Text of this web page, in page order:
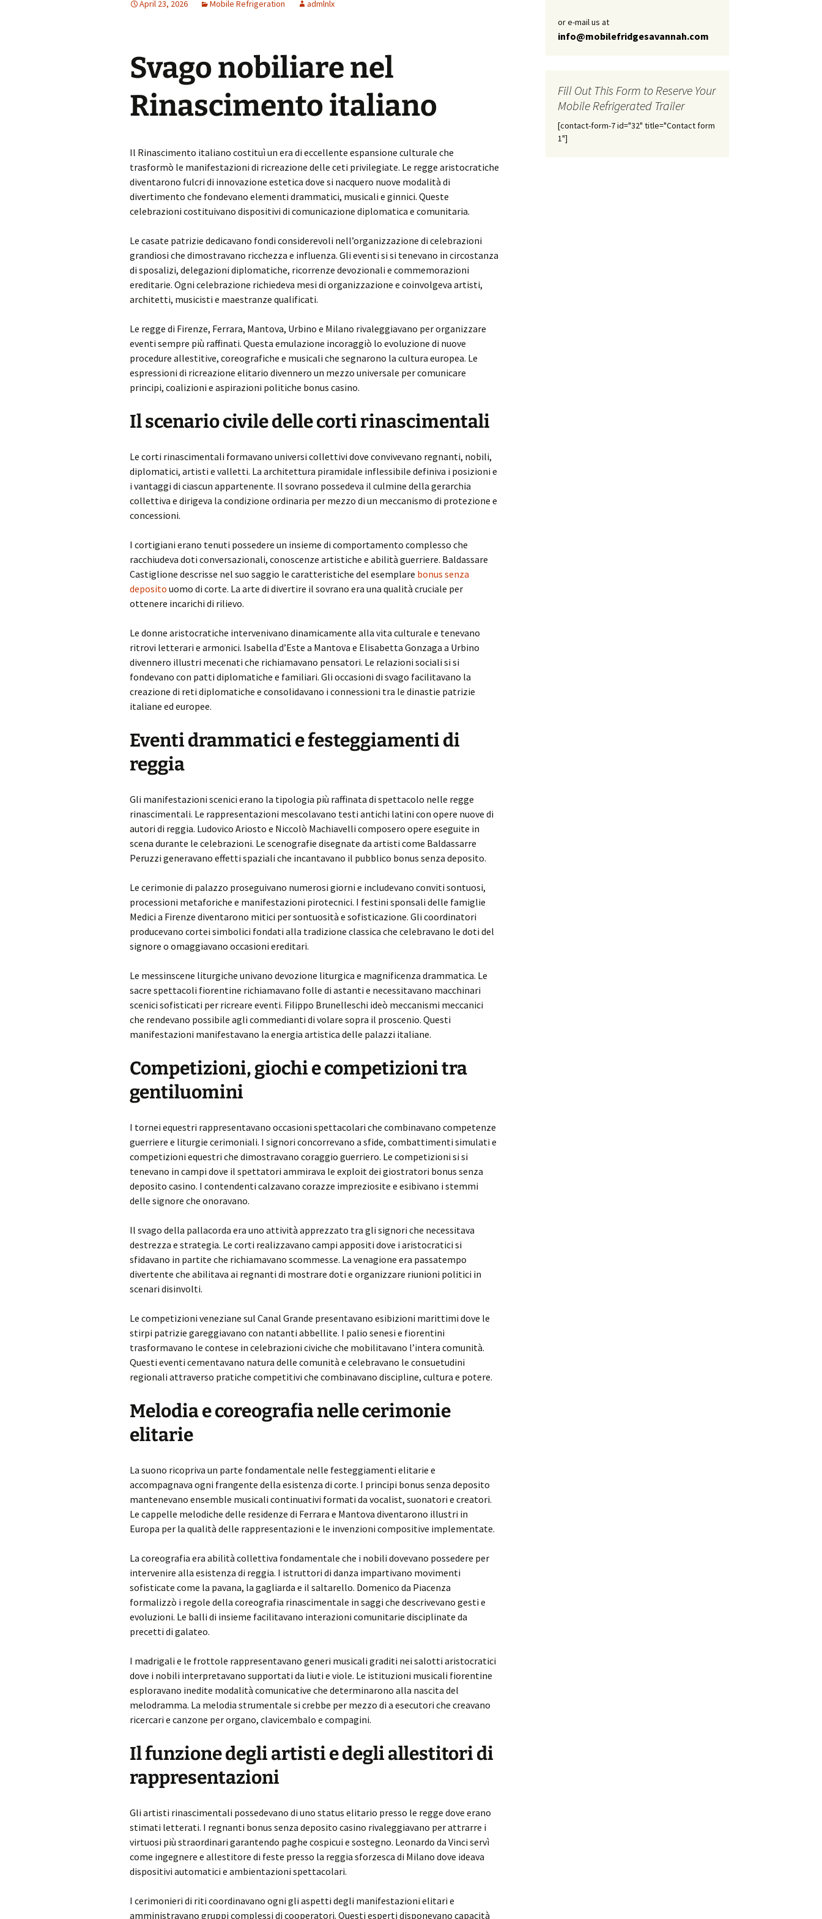
April 23, 2026 Mobile Refrigeration admlnlx
Svago nobiliare nel
Rinascimento italiano
Il Rinascimento italiano costituì un era di eccellente espansione culturale che
trasformò le manifestazioni di ricreazione delle ceti privilegiate. Le regge aristocratiche
diventarono fulcri di innovazione estetica dove si nacquero nuove modalità di
divertimento che fondevano elementi drammatici, musicali e ginnici. Queste
celebrazioni costituivano dispositivi di comunicazione diplomatica e comunitaria.
Le casate patrizie dedicavano fondi considerevoli nell’organizzazione di celebrazioni
grandiosi che dimostravano ricchezza e influenza. Gli eventi si si tenevano in circostanza
di sposalizi, delegazioni diplomatiche, ricorrenze devozionali e commemorazioni
ereditarie. Ogni celebrazione richiedeva mesi di organizzazione e coinvolgeva artisti,
architetti, musicisti e maestranze qualificati.
Le regge di Firenze, Ferrara, Mantova, Urbino e Milano rivaleggiavano per organizzare
eventi sempre più raffinati. Questa emulazione incoraggiò lo evoluzione di nuove
procedure allestitive, coreografiche e musicali che segnarono la cultura europea. Le
espressioni di ricreazione elitario divennero un mezzo universale per comunicare
principi, coalizioni e aspirazioni politiche bonus casinо.
Il scenario civile delle corti rinascimentali
Le corti rinascimentali formavano universi collettivi dove convivevano regnanti, nobili,
diplomatici, artisti e valletti. La architettura piramidale inflessibile definiva i posizioni e
i vantaggi di ciascun appartenente. Il sovrano possedeva il culmine della gerarchia
collettiva e dirigeva la condizione ordinaria per mezzo di un meccanismo di protezione e
concessioni.
I cortigiani erano tenuti possedere un insieme di comportamento complesso che
racchiudeva doti conversazionali, conoscenze artistiche e abilità guerriere. Baldassare
Castiglione descrisse nel suo saggio le caratteristiche del esemplare bonus senza
deposito uomo di corte. La arte di divertire il sovrano era una qualità cruciale per
ottenere incarichi di rilievo.
Le donne aristocratiche intervenivano dinamicamente alla vita culturale e tenevano
ritrovi letterari e armonici. Isabella d’Este a Mantova e Elisabetta Gonzaga a Urbino
divennero illustri mecenati che richiamavano pensatori. Le relazioni sociali si si
fondevano con patti diplomatiche e familiari. Gli occasioni di svago facilitavano la
creazione di reti diplomatiche e consolidavano i connessioni tra le dinastie patrizie
italiane ed europee.
Eventi drammatici e festeggiamenti di
reggia
Gli manifestazioni scenici erano la tipologia più raffinata di spettacolo nelle regge
rinascimentali. Le rappresentazioni mescolavano testi antichi latini con opere nuove di
autori di reggia. Ludovico Ariosto e Niccolò Machiavelli composero opere eseguite in
scena durante le celebrazioni. Le scenografie disegnate da artisti come Baldassarre
Peruzzi generavano effetti spaziali che incantavano il pubblico bonus senza deposito.
Le cerimonie di palazzo proseguivano numerosi giorni e includevano conviti sontuosi,
processioni metaforiche e manifestazioni pirotecnici. I festini sponsali delle famiglie
Medici a Firenze diventarono mitici per sontuosità e sofisticazione. Gli coordinatori
producevano cortei simbolici fondati alla tradizione classica che celebravano le doti del
signore o omaggiavano occasioni ereditari.
Le messinscene liturgiche univano devozione liturgica e magnificenza drammatica. Le
sacre spettacoli fiorentine richiamavano folle di astanti e necessitavano macchinari
scenici sofisticati per ricreare eventi. Filippo Brunelleschi ideò meccanismi meccanici
che rendevano possibile agli commedianti di volare sopra il proscenio. Questi
manifestazioni manifestavano la energia artistica delle palazzi italiane.
Competizioni, giochi e competizioni tra
gentiluomini
I tornei equestri rappresentavano occasioni spettacolari che combinavano competenze
guerriere e liturgie cerimoniali. I signori concorrevano a sfide, combattimenti simulati e
competizioni equestri che dimostravano coraggio guerriero. Le competizioni si si
tenevano in campi dove il spettatori ammirava le exploit dei giostratori bonus senza
deposito casino. I contendenti calzavano corazze impreziosite e esibivano i stemmi
delle signore che onoravano.
Il svago della pallacorda era uno attività apprezzato tra gli signori che necessitava
destrezza e strategia. Le corti realizzavano campi appositi dove i aristocratici si
sfidavano in partite che richiamavano scommesse. La venagione era passatempo
divertente che abilitava ai regnanti di mostrare doti e organizzare riunioni politici in
scenari disinvolti.
Le competizioni veneziane sul Canal Grande presentavano esibizioni marittimi dove le
stirpi patrizie gareggiavano con natanti abbellite. I palio senesi e fiorentini
trasformavano le contese in celebrazioni civiche che mobilitavano l’intera comunità.
Questi eventi cementavano natura delle comunità e celebravano le consuetudini
regionali attraverso pratiche competitivi che combinavano discipline, cultura e potere.
Melodia e coreografia nelle cerimonie
elitarie
La suono ricopriva un parte fondamentale nelle festeggiamenti elitarie e
accompagnava ogni frangente della esistenza di corte. I principi bonus senza deposito
mantenevano ensemble musicali continuativi formati da vocalist, suonatori e creatori.
Le cappelle melodiche delle residenze di Ferrara e Mantova diventarono illustri in
Europa per la qualità delle rappresentazioni e le invenzioni compositive implementate.
La coreografia era abilità collettiva fondamentale che i nobili dovevano possedere per
intervenire alla esistenza di reggia. I istruttori di danza impartivano movimenti
sofisticate come la pavana, la gagliarda e il saltarello. Domenico da Piacenza
formalizzò i regole della coreografia rinascimentale in saggi che descrivevano gesti e
evoluzioni. Le balli di insieme facilitavano interazioni comunitarie disciplinate da
precetti di galateo.
I madrigali e le frottole rappresentavano generi musicali graditi nei salotti aristocratici
dove i nobili interpretavano supportati da liuti e viole. Le istituzioni musicali fiorentine
esploravano inedite modalità comunicative che determinarono alla nascita del
melodramma. La melodia strumentale si crebbe per mezzo di a esecutori che creavano
ricercari e canzone per organo, clavicembalo e compagini.
Il funzione degli artisti e degli allestitori di
rappresentazioni
Gli artisti rinascimentali possedevano di uno status elitario presso le regge dove erano
stimati letterati. I regnanti bonus senza deposito casino rivaleggiavano per attrarre i
virtuosi più straordinari garantendo paghe cospicui e sostegno. Leonardo da Vinci servì
come ingegnere e allestitore di feste presso la reggia sforzesca di Milano dove ideava
dispositivi automatici e ambientazioni spettacolari.
I cerimonieri di riti coordinavano ogni gli aspetti degli manifestazioni elitari e
amministravano gruppi complessi di cooperatori. Questi esperti disponevano capacità
or e-mail us at
info@mobilefridgesavannah.com
Fill Out This Form to Reserve Your
Mobile Refrigerated Trailer
[contact-form-7 id="32" title="Contact form
1"]